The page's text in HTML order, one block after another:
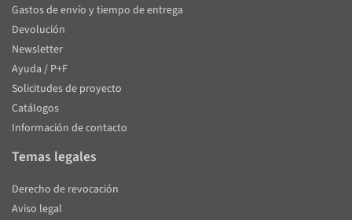
Gastos de envío y tiempo de entrega
Devolución
Newsletter
Ayuda / P+F
Solicitudes de proyecto
Catálogos
Información de contacto
Temas legales
Derecho de revocación
Aviso legal